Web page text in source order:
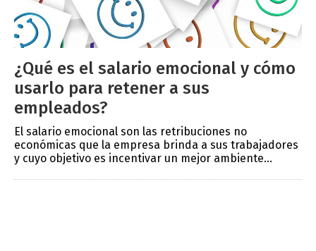
¿Qué es el salario emocional y cómo
usarlo para retener a sus
empleados?
El salario emocional son las retribuciones no
económicas que la empresa brinda a sus trabajadores
y cuyo objetivo es incentivar un mejor ambiente...